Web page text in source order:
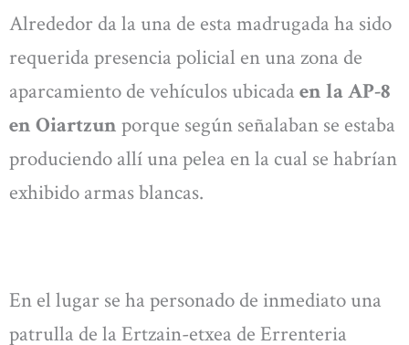
Alrededor da la una de esta madrugada ha sido
requerida presencia policial en una zona de
aparcamiento de vehículos ubicada en la AP-8
en Oiartzun porque según señalaban se estaba
produciendo allí una pelea en la cual se habrían
exhibido armas blancas.
En el lugar se ha personado de inmediato una
patrulla de la Ertzain-etxea de Errenteria